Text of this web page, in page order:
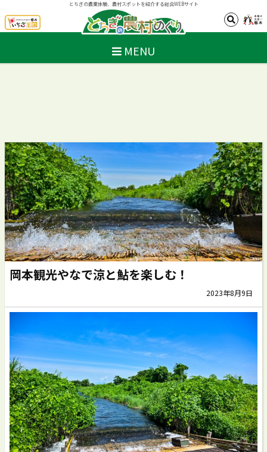
とちぎの農業体験、農村スポットを紹介する総合WEBサイト
MENU
岡本観光やなで涼と鮎を楽しむ！
2023年8月9日